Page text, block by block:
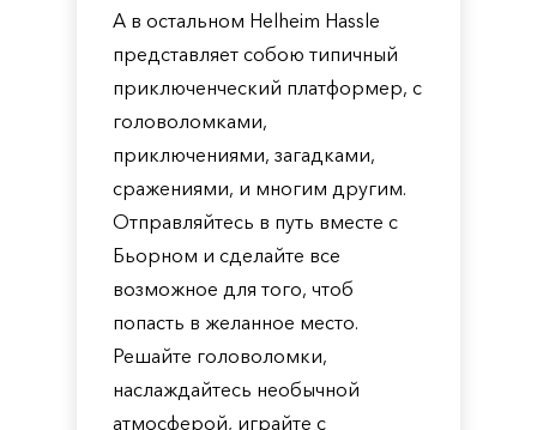
А в остальном Helheim Hassle
представляет собою типичный
приключенческий платформер, с
головоломками,
приключениями, загадками,
сражениями, и многим другим.
Отправляйтесь в путь вместе с
Бьорном и сделайте все
возможное для того, чтоб
попасть в желанное место.
Решайте головоломки,
наслаждайтесь необычной
атмосферой, играйте с